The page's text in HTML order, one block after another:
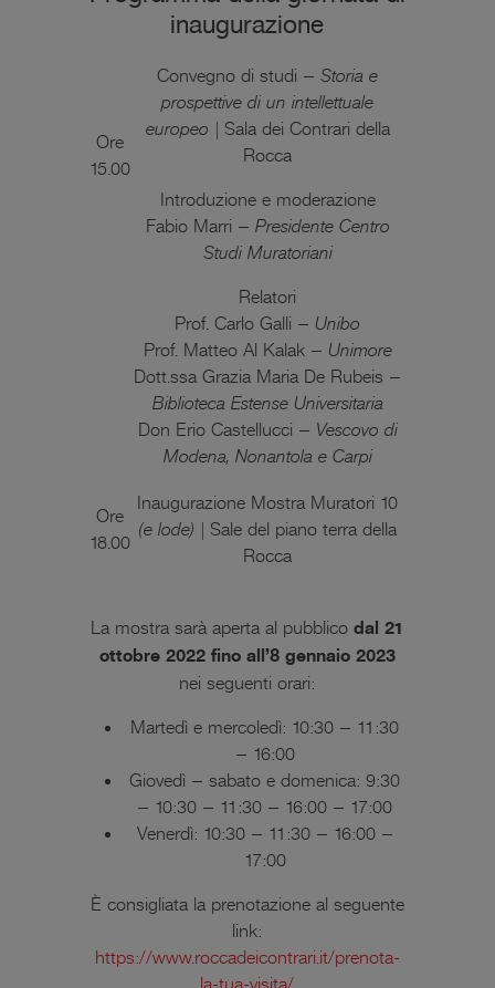
inaugurazione
Ore
15.00
Convegno di studi –Storia e
prospettive di un intellettuale
europeo | Sala dei Contrari della
Rocca
Introduzione e moderazione
Fabio Marri – Presidente Centro
Studi Muratoriani
Relatori
Prof. Carlo Galli – Unibo
Prof. Matteo Al Kalak – Unimore
Dott.ssa Grazia Maria De Rubeis –
Biblioteca Estense Universitaria
Don Erio Castellucci – Vescovo di
Modena, Nonantola e Carpi
Ore
18.00
Inaugurazione Mostra Muratori 10
(e lode) | Sale del piano terra della
Rocca
La mostra sarà aperta al pubblicodal 21
ottobre 2022 fino all’8 gennaio 2023
nei seguenti orari:
Martedì e mercoledì: 10:30 – 11:30
– 16:00
Giovedì – sabato e domenica: 9:30
– 10:30 – 11:30 – 16:00 – 17:00
Venerdì: 10:30 – 11:30 – 16:00 –
17:00
È consigliata la prenotazione al seguente
link:
https://www.roccadeicontrari.it/prenota-
la-tua-visita/